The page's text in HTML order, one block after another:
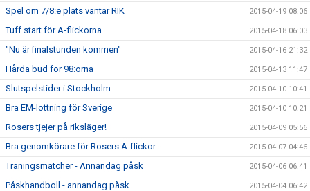
Spel om 7/8:e plats väntar RIK 2015-04-19 08:06
Tuff start för A-flickorna 2015-04-18 06:03
"Nu är finalstunden kommen" 2015-04-16 21:32
Hårda bud för 98:orna 2015-04-13 11:47
Slutspelstider i Stockholm 2015-04-10 10:41
Bra EM-lottning för Sverige 2015-04-10 10:21
Rosers tjejer på riksläger! 2015-04-09 05:56
Bra genomkörare för Rosers A-flickor 2015-04-07 04:46
Träningsmatcher - Annandag påsk 2015-04-06 06:41
Påskhandboll - annandag påsk 2015-04-04 06:42